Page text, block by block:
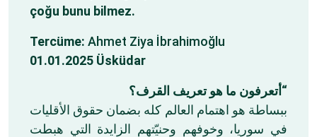
çoğu bunu bilmez.
Tercüme: Ahmet Ziya İbrahimoğlu
01.01.2025 Üsküdar
“أتعرفون ما هو تعريف القرف؟
ببساطة هو ‏اهتمام العالم كله بضمان حقوق الأقليات
في سوريا، وخوفهم وحنيّتهم الزايدة التي هبطت